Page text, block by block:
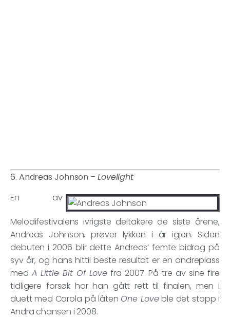
6. Andreas Johnson – Lovelight
En av
Melodifestivalens ivrigste deltakere de siste årene,
Andreas Johnson, prøver lykken i år igjen. Siden
debuten i 2006 blir dette Andreas’ femte bidrag på
syv år, og hans hittil beste resultat er en andreplass
med A Little Bit Of Love fra 2007. På tre av sine fire
tidligere forsøk har han gått rett til finalen, men i
duett med Carola på låten One Loveble det stopp i
Andra chansen i 2008.